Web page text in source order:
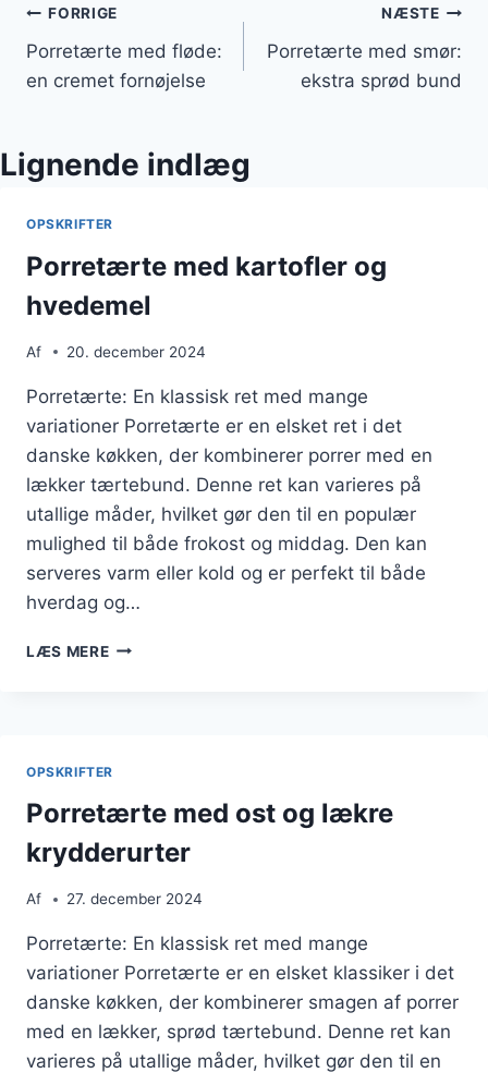
Indlægsnavigation
FORRIGE
Porretærte med fløde:
en cremet fornøjelse
NÆSTE
Porretærte med smør:
ekstra sprød bund
Lignende indlæg
OPSKRIFTER
Porretærte med kartofler og
hvedemel
Af 20. december 2024
Porretærte: En klassisk ret med mange
variationer Porretærte er en elsket ret i det
danske køkken, der kombinerer porrer med en
lækker tærtebund. Denne ret kan varieres på
utallige måder, hvilket gør den til en populær
mulighed til både frokost og middag. Den kan
serveres varm eller kold og er perfekt til både
hverdag og…
LÆS MEREPORRETÆRTE
OPSKRIFTER
Porretærte med ost og lækre
krydderurter
Af 27. december 2024
Porretærte: En klassisk ret med mange
variationer Porretærte er en elsket klassiker i det
danske køkken, der kombinerer smagen af porrer
med en lækker, sprød tærtebund. Denne ret kan
varieres på utallige måder, hvilket gør den til en